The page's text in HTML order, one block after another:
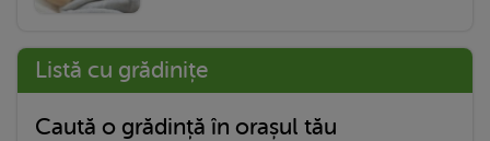
Listă cu grădinițe
Caută o grădință în orașul tău